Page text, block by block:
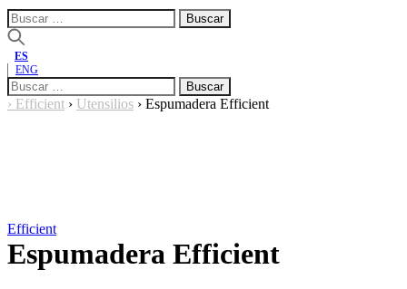
Buscar:
ES
ENG
Buscar:
› Efficient › Utensilios › Espumadera Efficient
Efficient
Espumadera Efficient